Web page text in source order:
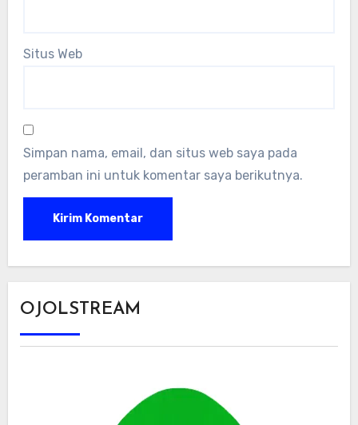
Situs Web
Simpan nama, email, dan situs web saya pada
peramban ini untuk komentar saya berikutnya.
OJOLSTREAM